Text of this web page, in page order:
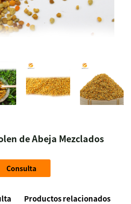
de Abeja Mezclados
Consulta
Productos relacionados